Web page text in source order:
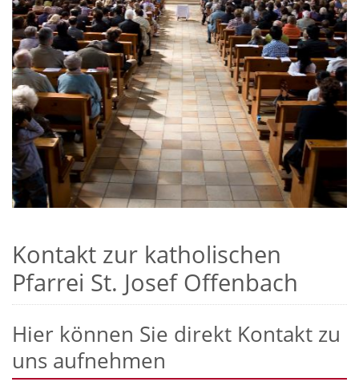
Kontakt zur katholischen
Pfarrei St. Josef Offenbach
Hier können Sie direkt Kontakt zu
uns aufnehmen